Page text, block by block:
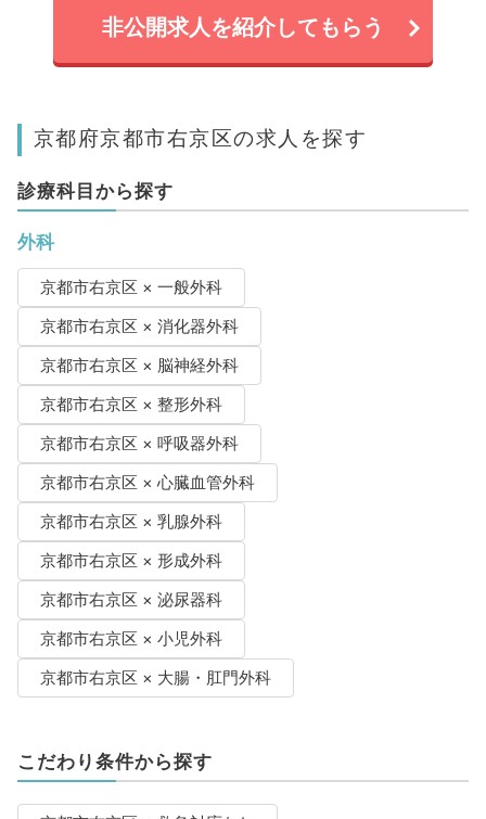
非公開求人を紹介してもらう
京都府京都市右京区の求人を探す
診療科目から探す
外科
京都市右京区 × 一般外科
京都市右京区 × 消化器外科
京都市右京区 × 脳神経外科
京都市右京区 × 整形外科
京都市右京区 × 呼吸器外科
京都市右京区 × 心臓血管外科
京都市右京区 × 乳腺外科
京都市右京区 × 形成外科
京都市右京区 × 泌尿器科
京都市右京区 × 小児外科
京都市右京区 × 大腸・肛門外科
こだわり条件から探す